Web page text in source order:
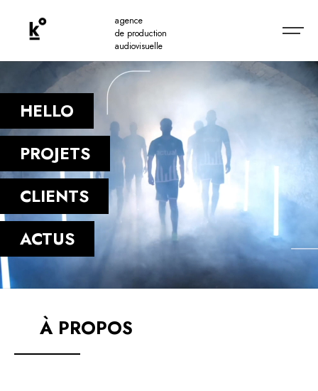
agence
de production
audiovisuelle
HELLO
PROJETS
CLIENTS
ACTUS
À PROPOS